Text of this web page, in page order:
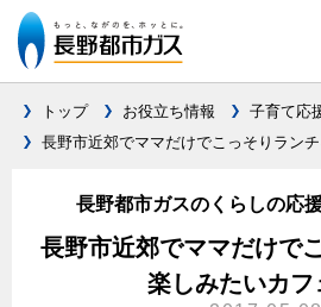
料金メニュー
料金表
設備別に比較する
ガスコンロとIHクッキングヒーターの比較
トップ お役立ち情報
子育て応
長野市近郊でママだけでこっそりラン
長野都市ガスのくらしの応
長野市近郊でママだけで
楽しみたいカフ